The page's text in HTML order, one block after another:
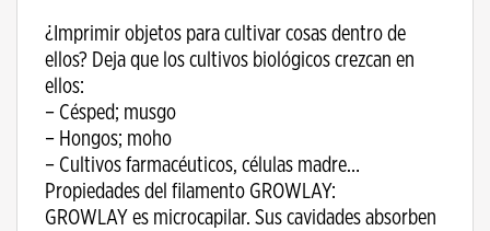
¿Imprimir objetos para cultivar cosas dentro de
ellos? Deja que los cultivos biológicos crezcan en
ellos:
– Césped; musgo
– Hongos; moho
– Cultivos farmacéuticos, células madre…
Propiedades del filamento GROWLAY:
GROWLAY es microcapilar. Sus cavidades absorben